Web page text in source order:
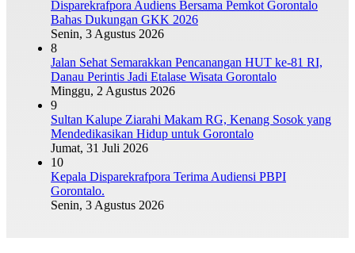
Disparekrafpora Audiens Bersama Pemkot Gorontalo
Bahas Dukungan GKK 2026
Senin, 3 Agustus 2026
8
Jalan Sehat Semarakkan Pencanangan HUT ke-81 RI,
Danau Perintis Jadi Etalase Wisata Gorontalo
Minggu, 2 Agustus 2026
9
Sultan Kalupe Ziarahi Makam RG, Kenang Sosok yang
Mendedikasikan Hidup untuk Gorontalo
Jumat, 31 Juli 2026
10
Kepala Disparekrafpora Terima Audiensi PBPI
Gorontalo.
Senin, 3 Agustus 2026